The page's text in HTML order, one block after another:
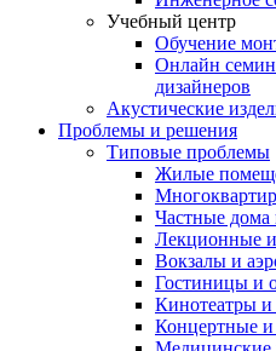
Учебный центр
Обучение
Онлайн
дизайнеров
Акустические
Проблемы и решения
Типовые проблемы
Жилые
Частные
Лекционные
Вокзалы и
Гостиницы и
Кинотеатры и
Концертные и